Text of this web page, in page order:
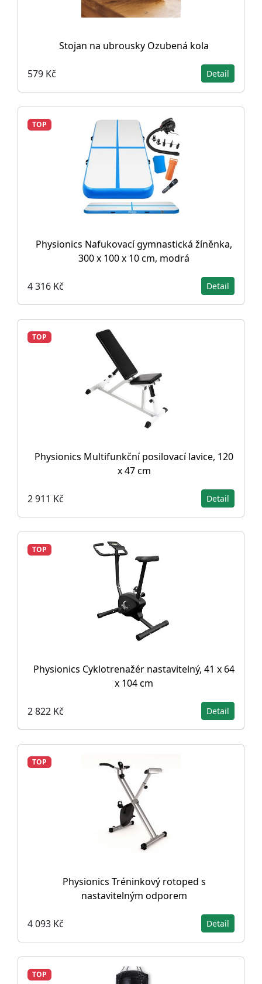
Stojan na ubrousky Ozubená kola
579 Kč Detail
TOP
Physionics Nafukovací gymnastická žíněnka,
300 x 100 x 10 cm, modrá
4 316 Kč Detail
TOP
Physionics Multifunkční posilovací lavice, 120
x 47 cm
2 911 Kč Detail
TOP
Physionics Cyklotrenažér nastavitelný, 41 x 64
x 104 cm
2 822 Kč Detail
TOP
Physionics Tréninkový rotoped s
nastavitelným odporem
4 093 Kč Detail
TOP